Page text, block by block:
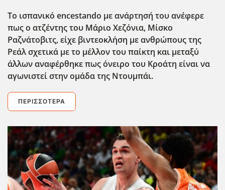
Το ισπανικό encestando με ανάρτησή του ανέφερε
πως ο ατζέντης του Μάριο Χεζόνια, Μίσκο
Ραζνάτοβιτς, είχε βιντεοκλ΄ηση με ανθρώπους της
Ρεάλ σχετικά με το μέλλον του παίκτη και μεταξύ
άλλων αναφέρθηκε πως όνειρο του Κροάτη είναι να
αγωνιστεί στην ομάδα της Ντουμπάι.
ΠΕΡΙΣΣΌΤΕΡΑ